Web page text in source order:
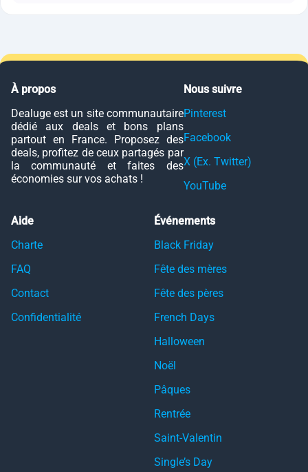
À propos
Dealuge est un site communautaire
dédié aux deals et bons plans
partout en France. Proposez des
deals, profitez de ceux partagés par
la communauté et faites des
économies sur vos achats !
Nous suivre
Pinterest
Facebook
X (Ex. Twitter)
YouTube
Aide
Charte
FAQ
Contact
Confidentialité
Événements
Black Friday
Fête des mères
Fête des pères
French Days
Halloween
Noël
Pâques
Rentrée
Saint-Valentin
Single’s Day